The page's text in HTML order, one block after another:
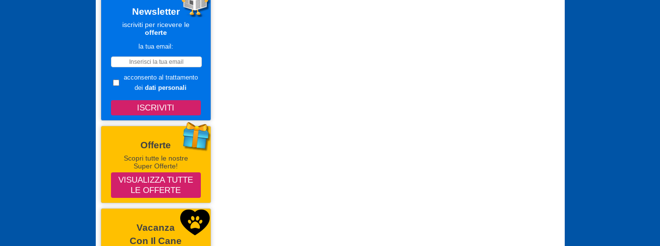
Newsletter
iscriviti per ricevere le
offerte
la tua email:
acconsento al trattamento
dei dati personali
Offerte
Scopri tutte le nostre
Super Offerte!
VISUALIZZA TUTTE
LE OFFERTE
Vacanza
Con Il Cane